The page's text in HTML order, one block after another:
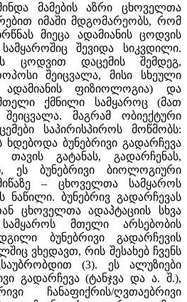
მამების აზრი ცხოველთა
იმაში მდგომარეობს, რომ
მიეცა ადამიანის ცოდვის
შევიდა სიკვდილი.
ცოდვით დაცემის შემდეგ,
შეიცვალა, მისი სხეული
ადამიანის ფიზიოლოგია) და
ქმნილი სამყაროც (მათ
მაგრამ ობიექტური
საპირისპიროს მოწმობს:
ბუნებრივი გადარჩევა
გატანას, გადარჩენას,
ეს ბუნებრივი ბიოლოგიური
– ცხოველთა სამყაროს
ნაწილი. ბუნებრივ გადარჩევას
ცხოველთა ადაპტაციის სხვა
მთელი არსებობის
ბუნებრივი გადარჩევის
ვხედავთ, რის შესახებ ჩვენს
(3). ეს ალუზიები
გადარჩევა (ტანჯვა და ა. შ.),
ჩანაფიქრის/ღვთაებრივი